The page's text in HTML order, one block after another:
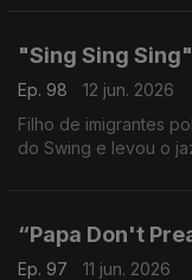
"Sing Sing
Ep. 98
12 jun. 2026
Filho de imigrantes
do Swing e levou o
“Papa Don't
Ep. 97
11 jun. 2026